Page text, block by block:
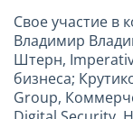
Свое участие в
Владимир
Штерн,
бизнеса;
Group,